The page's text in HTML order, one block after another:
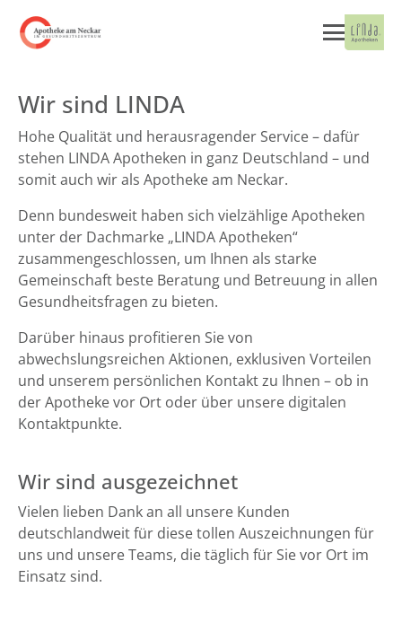
Wir sind LINDA
Hohe Qualität und herausragender Service – dafür
stehen LINDA Apotheken in ganz Deutschland – und
somit auch wir als Apotheke am Neckar.
Denn bundesweit haben sich vielzählige Apotheken
unter der Dachmarke „LINDA Apotheken“
zusammengeschlossen, um Ihnen als starke
Gemeinschaft beste Beratung und Betreuung in allen
Gesundheitsfragen zu bieten.
Darüber hinaus profitieren Sie von
abwechslungsreichen Aktionen, exklusiven Vorteilen
und unserem persönlichen Kontakt zu Ihnen – ob in
der Apotheke vor Ort oder über unsere digitalen
Kontaktpunkte.
Wir sind ausgezeichnet
Vielen lieben Dank an all unsere Kunden
deutschlandweit für diese tollen Auszeichnungen für
uns und unsere Teams, die täglich für Sie vor Ort im
Einsatz sind.